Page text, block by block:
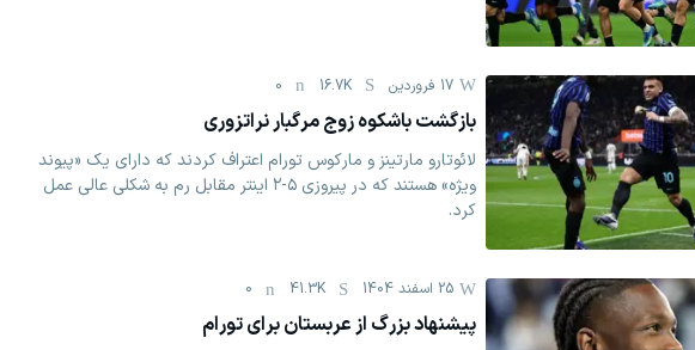
17 فروردين 16.7K
0
بازگشت باشکوه زوج مرگبار نراتزوری
لائوتارو مارتینز و مارکوس تورام اعتراف کردند که دارای یک «پیوند
ویژه» هستند که در پیروزی ۵-۲ اینتر مقابل رم به شکلی عالی عمل
کرد.
25 اسفند 1404 41.3K
0
پیشنهاد بزرگ از عربستان برای تورام